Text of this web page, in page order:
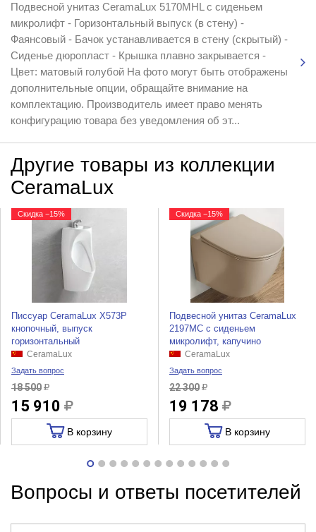
Подвесной унитаз CeramaLux 5170MHL с сиденьем
микролифт - Горизонтальный выпуск (в стену) -
Фаянсовый - Бачок устанавливается в стену (скрытый) -
Сиденье дюропласт - Крышка плавно закрывается -
Цвет: матовый голубой На фото могут быть отображены
дополнительные опции, обращайте внимание на
комплектацию. Производитель имеет право менять
конфигурацию товара без уведомления об эт...
Другие товары из коллекции
CeramaLux
Скидка −15%
Писсуар CeramaLux X573P
кнопочный, выпуск
горизонтальный
CeramaLux
Задать вопрос
18 500
15 910
В корзину
Скидка −15%
Подвесной унитаз CeramaLux
2197MC с сиденьем
микролифт, капучино
CeramaLux
Задать вопрос
22 300
19 178
В корзину
Вопросы и ответы посетителей